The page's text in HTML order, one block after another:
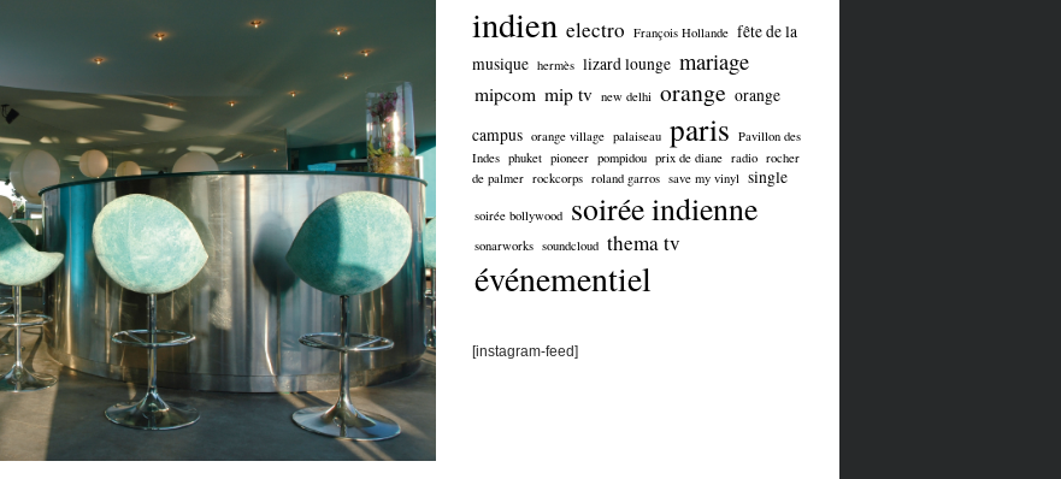
indien electro François Hollande fête de la
musique hermès lizard lounge mariage
mipcom mip tv new delhi orange orange
campus orange village palaiseau paris Pavillon des
Indes phuket pioneer pompidou prix de diane radio rocher
de palmer rockcorps roland garros save my vinyl single
soirée bollywood soirée indienne
sonarworks soundcloud thema tv
événementiel
[instagram-feed]